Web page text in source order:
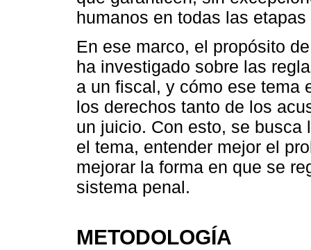
humanos en todas las
En ese marco, el propósito
ha investigado sobre las
a un fiscal, y cómo ese tema
los derechos tanto de los
un juicio. Con esto, se
el tema, entender mejor el
mejorar la forma en que se
sistema penal.
METODOLOGÍA